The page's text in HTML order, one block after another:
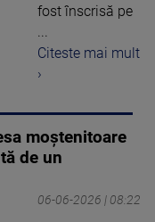
fost înscrisă pe
Citeste mai mult
›
moștenitoare
de un
06-06-2026 | 08:22